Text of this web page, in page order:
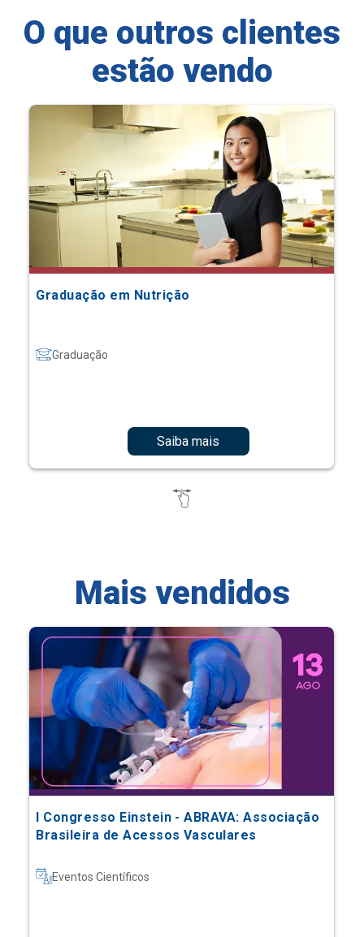
O que outros clientes
estão vendo
Graduação em Nutrição
Graduação
Saiba mais
Mais vendidos
I Congresso Einstein - ABRAVA: Associação
Brasileira de Acessos Vasculares
Eventos Científicos